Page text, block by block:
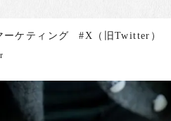
ーケティング #X（旧Twitter）